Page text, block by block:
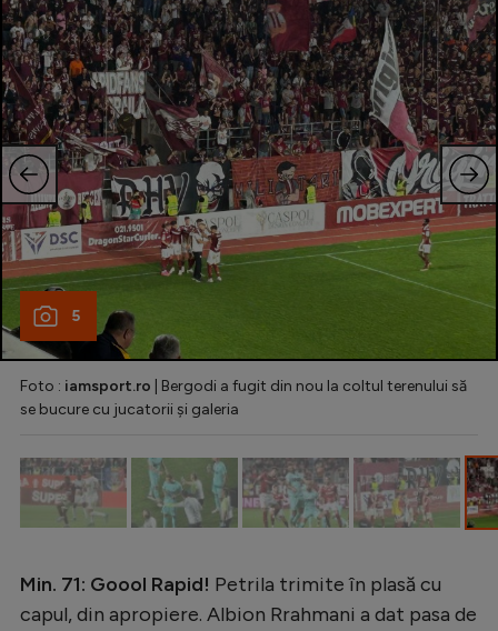
5
Foto : iamsport.ro | Bergodi a fugit din nou la coltul terenului să
se bucure cu jucatorii și galeria
Min. 71: Goool Rapid! Petrila trimite în plasă cu
capul, din apropiere. Albion Rrahmani a dat pasa de